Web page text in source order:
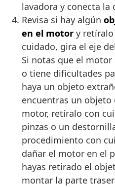
lavadora y conecta la
Revisa si hay algún
en el motor y retíralo
cuidado, gira el eje
Si notas que el
o tiene dificultades
haya un objeto
encuentras un objeto
motor, retíralo con
pinzas o un
procedimiento con
dañar el motor en el
hayas retirado el
montar la parte